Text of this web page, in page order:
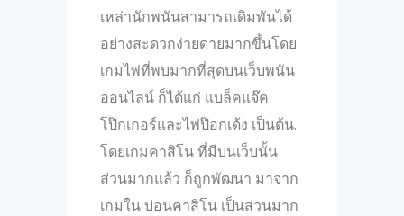
เหล่านักพนันสามารถเดิมพันได้
อย่างสะดวกง่ายดายมากขึ้นโดย
เกมไพ่ที่พบมากที่สุดบนเว็บพนัน
ออนไลน์ ก็ได้แก่ แบล็คแจ๊ค
โป๊กเกอร์และไพ่ป๊อกเด้ง เป็นต้น.
โดยเกมคาสิโน ที่มีบนเว็บนั้น
ส่วนมากแล้ว ก็ถูกพัฒนา มาจาก
เกมใน บ่อนคาสิโน เป็นส่วนมาก